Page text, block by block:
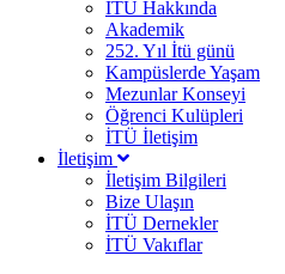
İTÜ Hakkında
Akademik
252. Yıl İtü günü
Kampüslerde Yaşam
Mezunlar Konseyi
Öğrenci Kulüpleri
İTÜ İletişim
İletişim
İletişim Bilgileri
Bize Ulaşın
İTÜ Dernekler
İTÜ Vakıflar